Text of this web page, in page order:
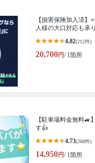
【損害保険加入済】
人様の大口対応も承
4.82(212件)
20,700円/ 1箇所
【駐車場料金無料🚙
す👍
4.73(268件)
14,950円/ 1箇所